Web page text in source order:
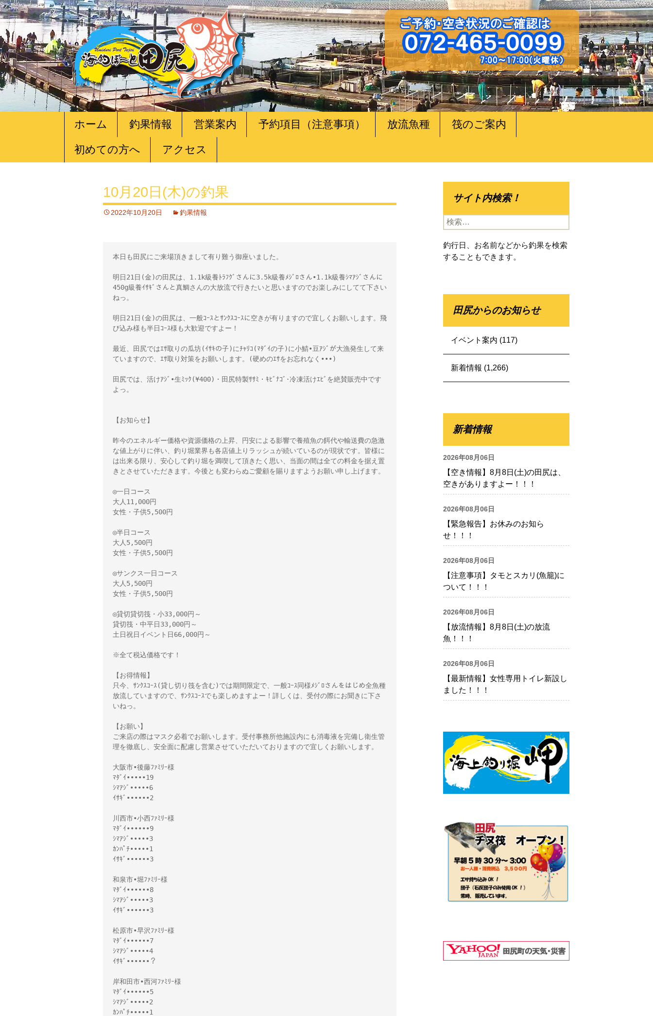
ツ
ホーム 釣果情報 営業案内 予約項目（注意事項） 放流魚種 筏のご案内
初めての方へ アクセス
10月20日(木)の釣果
2022年10月20日 釣果情報
本日も田尻にご来場頂きまして有り難う御座いました。
明日21日(金)の田尻は、1.1k級養ﾄﾗﾌｸﾞさんに3.5k級養ﾒｼﾞﾛさん•1.1k級養ｼﾏｱｼﾞさんに
450g級養ｲｻｷﾞさんと真鯛さんの大放流で行きたいと思いますのでお楽しみにしてて下さい
ねっ。
明日21日(金)の田尻は、一般ｺｰｽとｻﾝｸｽｺｰｽに空きが有りますので宜しくお願いします。飛
び込み様も半日ｺｰｽ様も大歓迎ですよー！
最近、田尻ではｴｻ取りの瓜坊(ｲｻｷの子)にﾁｬﾘｺ(ﾏﾀﾞｲの子)に小鯖•豆ｱｼﾞが大漁発生して来
ていますので、ｴｻ取り対策をお願いします。(硬めのｴｻをお忘れなく•••)
田尻では、活けｱｼﾞ•生ﾐｯｸ(¥400)・田尻特製ｻｻﾐ・ｷﾋﾞﾅｺﾞ･冷凍活けｴﾋﾞを絶賛販売中です
よっ。
【お知らせ】
昨今のエネルギー価格や資源価格の上昇、円安による影響で養殖魚の餌代や輸送費の急激
な値上がりに伴い、釣り堀業界も各店値上りラッシュが続いているのが現状です。皆様に
は出来る限り、安心して釣り堀を満喫して頂きたく思い、当面の間は全ての料金を据え置
きとさせていただきます。今後とも変わらぬご愛顧を賜りますようお願い申し上げます。
◎一日コース
大人11,000円
女性・子供5,500円
◎半日コース
大人5,500円
女性・子供5,500円
◎サンクス一日コース
大人5,500円
女性・子供5,500円
◎貸切貸切筏・小33,000円～
貸切筏・中平日33,000円～
土日祝日イベント日66,000円～
※全て税込価格です！
【お得情報】
只今、ｻﾝｸｽｺｰｽ(貸し切り筏を含む)では期間限定で、一般ｺｰｽ同様ﾒｼﾞﾛさんをはじめ全魚種
放流していますので、ｻﾝｸｽｺｰｽでも楽しめますよー！詳しくは、受付の際にお聞きに下さ
いねっ。
【お願い】
ご来店の際はマスク必着でお願いします。受付事務所他施設内にも消毒液を完備し衛生管
理を徹底し、安全面に配慮し営業させていただいておりますので宜しくお願いします。
大阪市•後藤ﾌｧﾐﾘｰ様
ﾏﾀﾞｲ•••••19
ｼﾏｱｼﾞ•••••6
ｲｻｷﾞ••••••2
川西市•小西ﾌｧﾐﾘｰ様
ﾏﾀﾞｲ••••••9
ｼﾏｱｼﾞ•••••3
ｶﾝﾊﾟﾁ•••••1
ｲｻｷﾞ••••••3
和泉市•堀ﾌｧﾐﾘｰ様
ﾏﾀﾞｲ••••••8
ｼﾏｱｼﾞ•••••3
ｲｻｷﾞ••••••3
松原市•早沢ﾌｧﾐﾘｰ様
ﾏﾀﾞｲ••••••7
ｼﾏｱｼﾞ•••••4
ｲｻｷﾞ••••••？
岸和田市•西河ﾌｧﾐﾘｰ様
ﾏﾀﾞｲ••••••5
ｼﾏｱｼﾞ•••••2
ｶﾝﾊﾟﾁ•••••1
サイト内検索！
検
索:
釣行日、お名前などから釣果を検索
することもできます。
田尻からのお知らせ
イベント案内 (117)
新着情報 (1,266)
新着情報
2026年08月06日
【空き情報】8月8日(土)の田尻は、
空きがありますよー！！！
2026年08月06日
【緊急報告】お休みのお知ら
せ！！！
2026年08月06日
【注意事項】タモとスカリ(魚籠)に
ついて！！！
2026年08月06日
【放流情報】8月8日(土)の放流
魚！！！
2026年08月06日
【最新情報】女性専用トイレ新設し
ました！！！